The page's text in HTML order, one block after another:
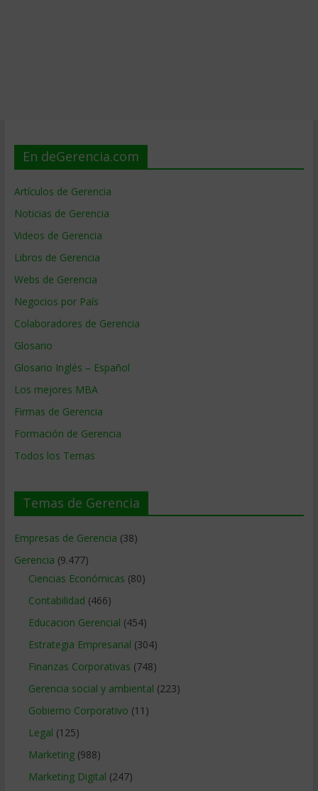
En deGerencia.com
Artículos de Gerencia
Noticias de Gerencia
Videos de Gerencia
Libros de Gerencia
Webs de Gerencia
Negocios por País
Colaboradores de Gerencia
Glosario
Glosario Inglés – Español
Los mejores MBA
Firmas de Gerencia
Formación de Gerencia
Todos los Temas
Temas de Gerencia
Empresas de Gerencia (38)
Gerencia (9.477)
Ciencias Económicas (80)
Contabilidad (466)
Educacion Gerencial (454)
Estrategia Empresarial (304)
Finanzas Corporativas (748)
Gerencia social y ambiental (223)
Gobierno Corporativo (11)
Legal (125)
Marketing(988)
Marketing Digital (247)